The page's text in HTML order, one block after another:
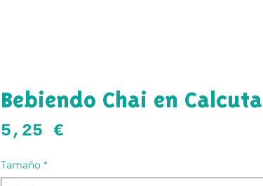
Bebiendo Chai en Calcuta
5,25 €
Tamaño *